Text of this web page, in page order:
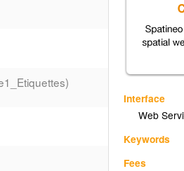
Interface
Web
Keywords
Fees